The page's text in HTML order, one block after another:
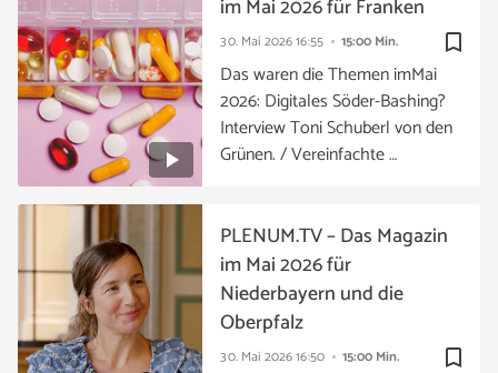
bookmark_border
30. Mai 202616:55 15:00 Min.
im Mai 2026 für Franken
Das waren die Themen imMai
2026: Digitales Söder-Bashing?
Interview Toni Schuberl von den
Grünen. / Vereinfachte …
bookmark_border
30. Mai 202616:50 15:00 Min.
PLENUM.TV – Das Magazin
im Mai 2026 für
Niederbayern und die
Oberpfalz